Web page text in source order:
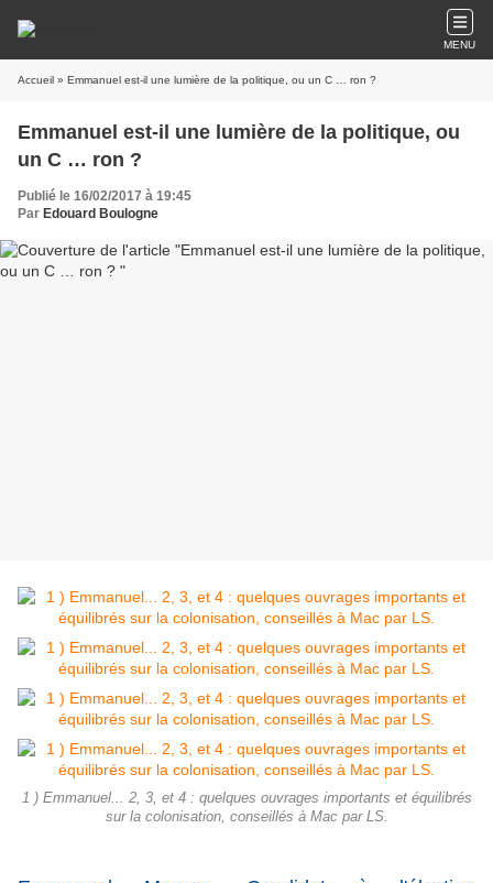
MENU
Accueil » Emmanuel est-il une lumière de la politique, ou un C … ron ?
Emmanuel est-il une lumière de la politique, ou
un C … ron ?
Publié le 16/02/2017 à 19:45
Par Edouard Boulogne
1 ) Emmanuel... 2, 3, et 4 : quelques ouvrages importants et équilibrés
sur la colonisation, conseillés à Mac par LS.